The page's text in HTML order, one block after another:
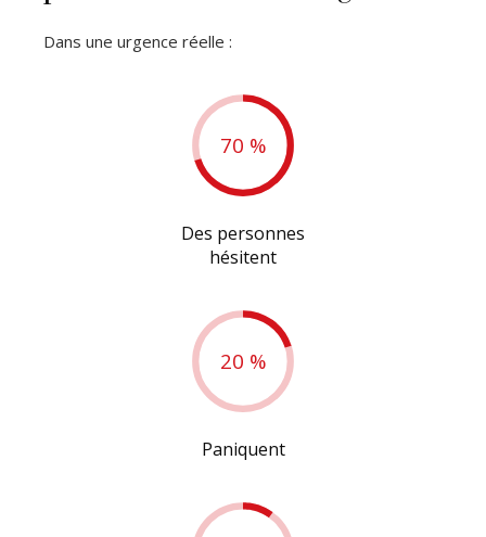
Dans une urgence réelle :
70 %
Des personnes
hésitent
20 %
Paniquent